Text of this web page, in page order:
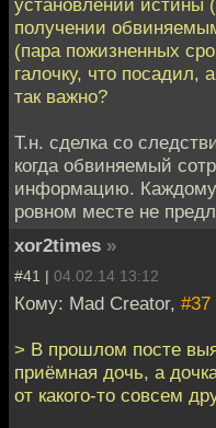
получении
(пара пожизненных
галочку, что посадил,
так важно?
Т.н. сделка со
когда обвиняемый
информацию. Каждому
ровном месте не
xor2times »
#41 | 04.02.14 13:12
Кому: Mad Creator, #37
> В прошлом посте
приёмная дочь, а
от какого-то совсем